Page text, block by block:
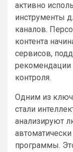
активно
инструменты
каналов.
контента
сервисов,
рекомендации
контроля.
Одним из
стали
анализируют
программы.